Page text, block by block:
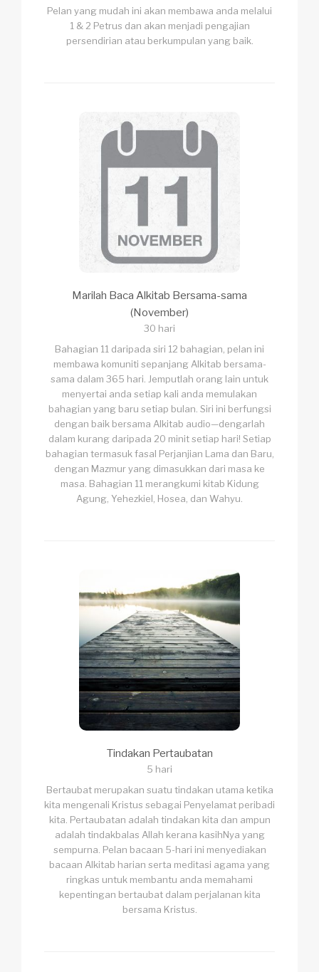
Pelan yang mudah ini akan membawa anda melalui
1 & 2 Petrus dan akan menjadi pengajian
persendirian atau berkumpulan yang baik.
Marilah Baca Alkitab Bersama-sama
(November)
30 hari
Bahagian 11 daripada siri 12 bahagian, pelan ini
membawa komuniti sepanjang Alkitab bersama-
sama dalam 365 hari. Jemputlah orang lain untuk
menyertai anda setiap kali anda memulakan
bahagian yang baru setiap bulan. Siri ini berfungsi
dengan baik bersama Alkitab audio—dengarlah
dalam kurang daripada 20 minit setiap hari! Setiap
bahagian termasuk fasal Perjanjian Lama dan Baru,
dengan Mazmur yang dimasukkan dari masa ke
masa. Bahagian 11 merangkumi kitab Kidung
Agung, Yehezkiel, Hosea, dan Wahyu.
Tindakan Pertaubatan
5 hari
Bertaubat merupakan suatu tindakan utama ketika
kita mengenali Kristus sebagai Penyelamat peribadi
kita. Pertaubatan adalah tindakan kita dan ampun
adalah tindakbalas Allah kerana kasihNya yang
sempurna. Pelan bacaan 5-hari ini menyediakan
bacaan Alkitab harian serta meditasi agama yang
ringkas untuk membantu anda memahami
kepentingan bertaubat dalam perjalanan kita
bersama Kristus.